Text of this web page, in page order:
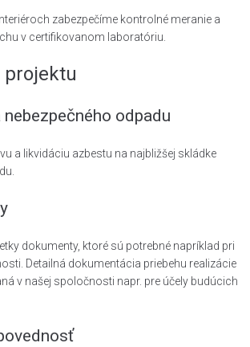
zabezpečíme kontrolné meranie a
v certifikovanom laboratóriu.
projektu
odpadu
a likvidáciu azbestu na najbližšej skládke
dokumenty, ktoré sú potrebné napríklad pri
Detailná dokumentácia priebehu realizácie
v našej spoločnosti napr. pre účely budúcich